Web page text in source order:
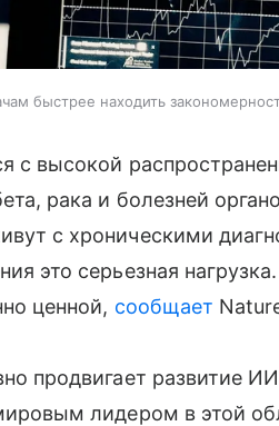
быстрее находить
с высокой
рака и болезней
с хроническими
это серьезная
ценной, сообщает
продвигает развитие
лидером в этой